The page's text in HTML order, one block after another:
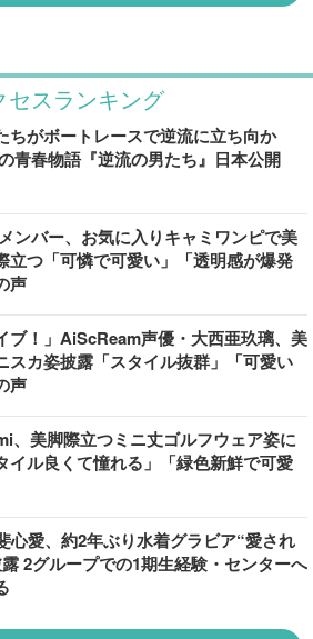
セスランキング
ちがボートレースで逆流に立ち向か
青春物語『逆流の男たち』日本公開
ンバー、お気に入りキャミワンピで美
立つ「可憐で可愛い」「透明感が爆発
声
ブ！」AiScReam声優・大西亜玖璃、美
スカ姿披露「スタイル抜群」「可愛い
声
、美脚際立つミニ丈ゴルフウェア姿に
イル良くて憧れる」「緑色新鮮で可愛
心愛、約2年ぶり水着グラビア“愛され
2グループでの1期生経験・センターへ